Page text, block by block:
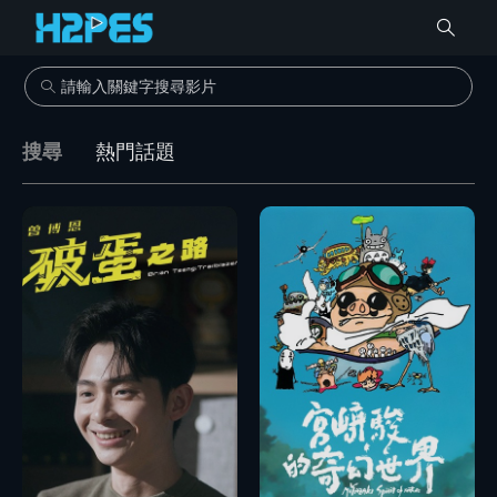
搜尋 熱門話題
播放